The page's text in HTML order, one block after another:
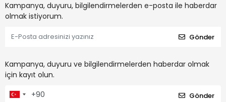
Kampanya, duyuru, bilgilendirmelerden e-posta ile haberdar
olmak istiyorum.
Gönder
Kampanya, duyuru ve bilgilendirmelerden haberdar olmak
için kayıt olun.
Gönder